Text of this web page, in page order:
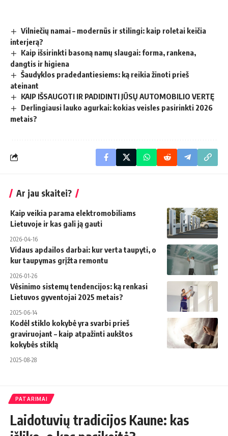
Vilniečių namai – modernūs ir stilingi: kaip roletai keičia
interjerą?
Kaip išsirinkti basoną namų slaugai: forma, rankena,
dangtis ir higiena
Šaudyklos pradedantiesiems: ką reikia žinoti prieš
ateinant
KAIP IŠSAUGOTI IR PADIDINTI JŪSŲ AUTOMOBILIO VERTĘ
Derlingiausi lauko agurkai: kokias veisles pasirinkti 2026
metais?
Ar jau skaitei?
Kaip veikia parama elektromobiliams
Lietuvoje ir kas gali ją gauti
2026-04-16
Vidaus apdailos darbai: kur verta taupyti, o
kur taupymas grįžta remontu
2026-01-26
Vėsinimo sistemų tendencijos: ką renkasi
Lietuvos gyventojai 2025 metais?
2025-06-14
Kodėl stiklo kokybė yra svarbi prieš
graviruojant – kaip atpažinti aukštos
kokybės stiklą
2025-08-28
PATARIMAI
Laidotuvių tradicijos Kaune: kas